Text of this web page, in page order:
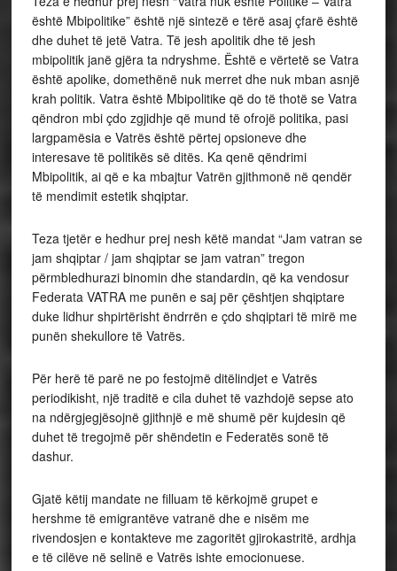
është Mbipolitike” është një sintezë e tërë asaj çfarë është
dhe duhet të jetë Vatra. Të jesh apolitik dhe të jesh
mbipolitik janë gjëra ta ndryshme. Është e vërtetë se Vatra
është apolike, domethënë nuk merret dhe nuk mban asnjë
krah politik. Vatra është Mbipolitike që do të thotë se Vatra
qëndron mbi çdo zgjidhje që mund të ofrojë politika, pasi
largpamësia e Vatrës është përtej opsioneve dhe
interesave të politikës së ditës. Ka qenë qëndrimi
Mbipolitik, ai që e ka mbajtur Vatrën gjithmonë në qendër
të mendimit estetik shqiptar.
Teza tjetër e hedhur prej nesh këtë mandat “Jam vatran se
jam shqiptar / jam shqiptar se jam vatran” tregon
përmbledhurazi binomin dhe standardin, që ka vendosur
Federata VATRA me punën e saj për çështjen shqiptare
duke lidhur shpirtërisht ëndrrën e çdo shqiptari të mirë me
punën shekullore të Vatrës.
Për herë të parë ne po festojmë ditëlindjet e Vatrës
periodikisht, një traditë e cila duhet të vazhdojë sepse ato
na ndërgjegjësojnë gjithnjë e më shumë për kujdesin që
duhet të tregojmë për shëndetin e Federatës sonë të
dashur.
Gjatë këtij mandate ne filluam të kërkojmë grupet e
hershme të emigrantëve vatranë dhe e nisëm me
rivendosjen e kontakteve me zagoritët gjirokastritë, ardhja
e të cilëve në selinë e Vatrës ishte emocionuese.